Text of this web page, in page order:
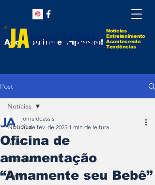
Notícias
Entretenimento
Acontecendo
Tendências
Agora online e impresso!
Post
Notícias
Saúde
Nacional
Assis
Notícias
Oficina de
amamentação
“Amamente seu Bebê”
jornaldeassis
20 de fev. de 2025 1 min de leitura